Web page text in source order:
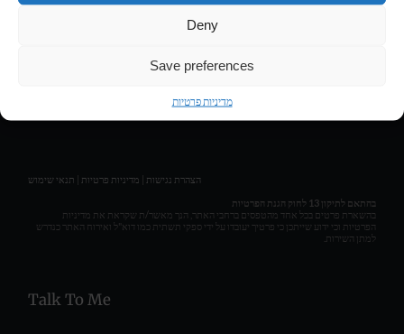
Deny
Save preferences
מדיניות פרטיות
הצהרת נגישות | מדיניות פרטיות | תנאי שימוש
בהתאם לתיקון 13 לחוק הגנת הפרטיות
בהשארת פרטים בכל אחד מהטפסים ברחבי האתר, הנך מאשר/ת שקראת את מדיניות
הפרטיות וכי ידוע שייתכן כי פרטיך יעובדו על ידי ספקי תשתית כמו דוא"ל ואירוח האתר כנדרש
למתן השירות.
Talk To Me